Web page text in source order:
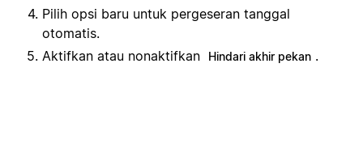
Pilih opsi baru untuk pergeseran tanggal
otomatis.
Aktifkan atau nonaktifkan
Hindari akhir pekan .